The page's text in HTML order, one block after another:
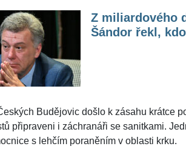
Z miliardového
Šándor řekl,
Budějovic došlo k zásahu krátce
připraveni i záchranáři se sanitkami.
s lehčím poraněním v oblasti krku.